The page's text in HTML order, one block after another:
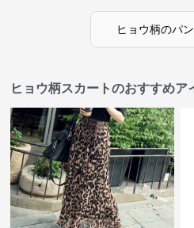
ヒョウ柄のパ
ヒョウ柄スカートのおすすめア